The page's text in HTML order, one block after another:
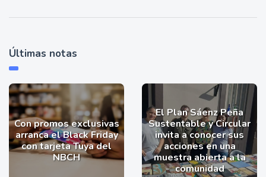
Últimas notas
Con promos exclusivas
arranca el Black Friday
con tarjeta Tuya del
NBCH
El Plan Sáenz Peña
Sustentable y Circular
invita a conocer sus
acciones en una
muestra abierta a la
comunidad